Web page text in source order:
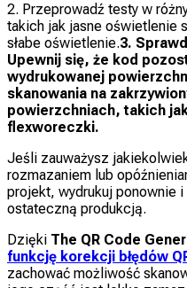
2. Przeprowadź testy w
takich jak jasne oświetlenie
słabe oświetlenie.3.
Upewnij się, że kod
wydrukowanej
skanowania na
powierzchniach, takich
flexworeczki.
Jeśli zauważysz
rozmazaniem lub
projekt, wydrukuj ponownie
ostateczną produkcją.
Dzięki The QR Code
funkcję korekcji błędów
zachować możliwość